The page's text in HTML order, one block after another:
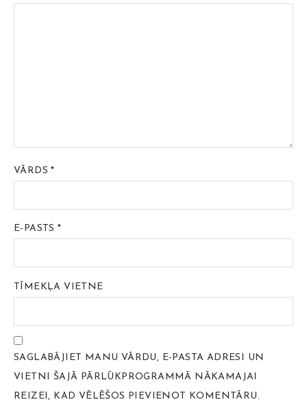
VĀRDS*
E-PASTS*
TĪMEKĻA VIETNE
SAGLABĀJIET MANU VĀRDU, E-PASTA ADRESI UN
VIETNI ŠAJĀ PĀRLŪKPROGRAMMĀ NĀKAMAJAI
REIZEI, KAD VĒLĒŠOS PIEVIENOT KOMENTĀRU.